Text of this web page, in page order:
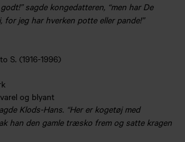
sagde kongedatteren, “men har De
for jeg har hverken potte eller pande!”
S. (1916-1996)
og blyant
Klods-Hans. “Her er kogetøj med
han den gamle træsko frem og satte kragen